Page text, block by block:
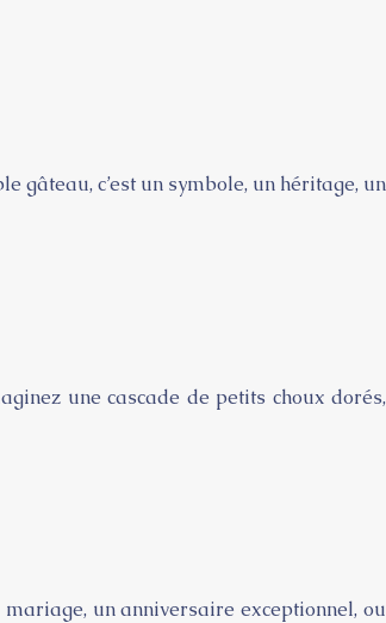
gâteau, c’est un symbole, un héritage, un
une cascade de petits choux dorés,
un anniversaire exceptionnel, ou